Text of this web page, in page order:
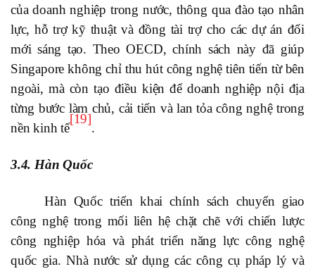
của doanh nghiệp trong nước, thông qua đào tạo nhân
lực, hỗ trợ kỹ thuật và đồng tài trợ cho các dự án đổi
mới sáng tạo. Theo OECD, chính sách này đã giúp
Singapore không chỉ thu hút công nghệ tiên tiến từ bên
ngoài, mà còn tạo điều kiện để doanh nghiệp nội địa
từng bước làm chủ, cải tiến và lan tỏa công nghệ trong
nền kinh tế
[19]
.
3.4. Hàn Quốc
Hàn Quốc triển khai chính sách chuyển giao
công nghệ trong mối liên hệ chặt chẽ với chiến lược
công nghiệp hóa và phát triển năng lực công nghệ
quốc gia. Nhà nước sử dụng các công cụ pháp lý và